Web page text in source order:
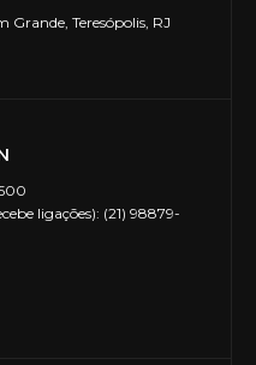
Teresópolis, RJ
ligações): (21) 98879-